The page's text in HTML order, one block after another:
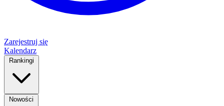
Zarejestruj się
Kalendarz
Rankingi
Nowości